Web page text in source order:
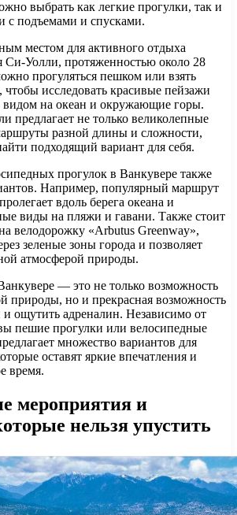
выбрать как легкие прогулки, так и
с подъемами и спусками.
местом для активного отдыха
Си-Уолли, протяженностью около 28
прогуляться пешком или взять
чтобы исследовать красивые пейзажи
видом на океан и окружающие горы.
предлагает не только великолепные
разной длины и сложности,
подходящий вариант для себя.
прогулок в Ванкувере также
Например, популярный маршрут
вдоль берега океана и
виды на пляжи и гавани. Также стоит
велодорожку «Arbutus Greenway»,
зеленые зоны города и позволяет
атмосферой природы.
— это не только возможность
природы, но и прекрасная возможность
и ощутить адреналин. Независимо от
пешие прогулки или велосипедные
множество вариантов для
оставят яркие впечатления и
время.
мероприятия и
нельзя упустить